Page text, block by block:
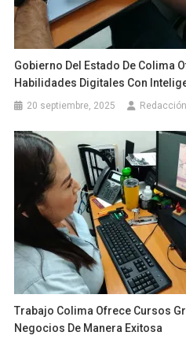
Gobierno Del Estado De Colima
Habilidades Digitales Con
20 septiembre, 2025 Redacción
Trabajo Colima Ofrece Cursos
Negocios De Manera Exitosa